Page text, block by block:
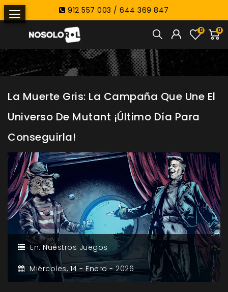
912 557 003 / 644 369 847
0
0
La Muerte Gris: La Campaña Que Une El
Universo De Mutant ¡Último Día Para
Conseguirla!
En: Nuestros Juegos
Miércoles, 14 - Enero -2026